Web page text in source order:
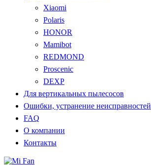
Xiaomi
Polaris
HONOR
Mamibot
REDMOND
Proscenic
DEXP
Для вертикальных пылесосов
Ошибки, устранение неисправностей
FAQ
О компании
Контакты